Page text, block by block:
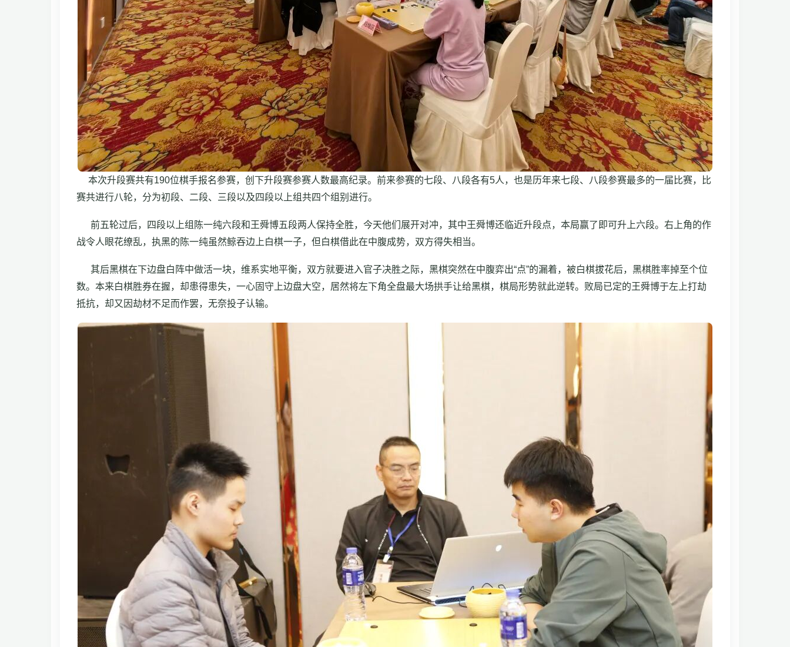
本次升段赛共有190位棋手报名参赛，创下升段赛参赛人数最高纪录。前来参赛的七段、八段各有5人，也是历年来七段、八段参赛最多的一届比赛，比
赛共进行八轮，分为初段、二段、三段以及四段以上组共四个组别进行。
前五轮过后，四段以上组陈一纯六段和王舜博五段两人保持全胜，今天他们展开对冲，其中王舜博还临近升段点，本局赢了即可升上六段。右上角的作
战令人眼花缭乱，执黑的陈一纯虽然鲸吞边上白棋一子，但白棋借此在中腹成势，双方得失相当。
其后黑棋在下边盘白阵中做活一块，维系实地平衡，双方就要进入官子决胜之际，黑棋突然在中腹弈出“点”的漏着，被白棋拔花后，黑棋胜率掉至个位
数。本来白棋胜券在握，却患得患失，一心固守上边盘大空，居然将左下角全盘最大场拱手让给黑棋，棋局形势就此逆转。败局已定的王舜博于左上打劫
抵抗，却又因劫材不足而作罢，无奈投子认输。